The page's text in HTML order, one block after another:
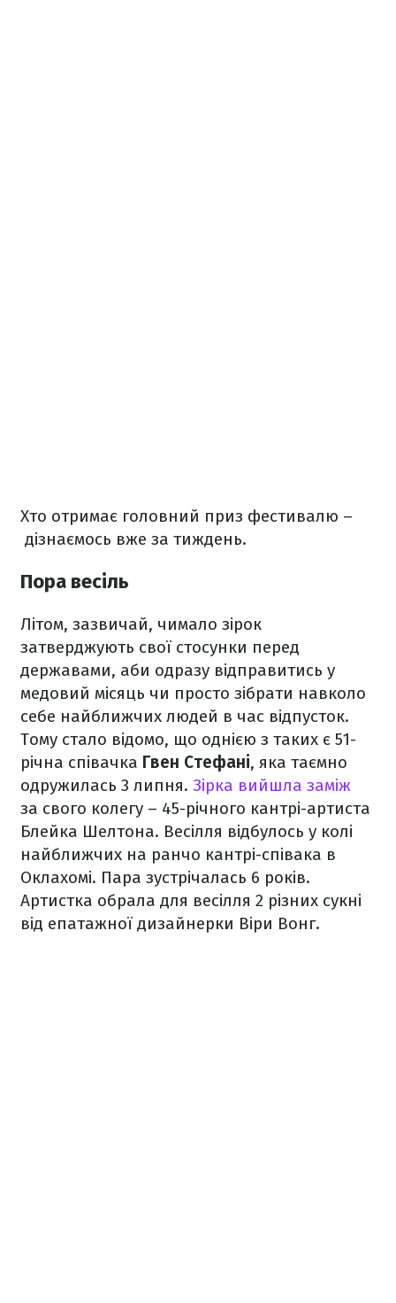
Хто отримає головний приз фестивалю –
дізнаємось вже за тиждень.
Пора весіль
Літом, зазвичай, чимало зірок
затверджують свої стосунки перед
державами, аби одразу відправитись у
медовий місяць чи просто зібрати навколо
себе найближчих людей в час відпусток.
Тому стало відомо, що однією з таких є 51-
річна співачка Гвен Стефані, яка таємно
одружилась 3 липня. Зірка вийшла заміж
за свого колегу – 45-річного кантрі-артиста
Блейка Шелтона. Весілля відбулось у колі
найближчих на ранчо кантрі-співака в
Оклахомі. Пара зустрічалась 6 років.
Артистка обрала для весілля 2 різних сукні
від епатажної дизайнерки Віри Вонг.